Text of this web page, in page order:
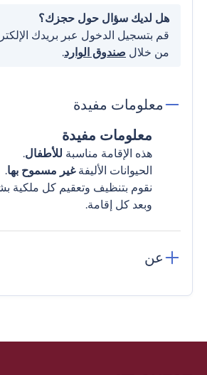
هل لديك سؤال حول حجزك؟
قم بتسجيل الدخول عبر بريدك
من خلال صندوق الوارد.
معلومات مفيدة
معلومات مفيدة
هذه الإقامة مناسبة للأطفال.
الحيوانات الأليفةغير مسموح بها.
نقوم بتنظيف وتعقيم كل ملكية
وبعد كل إقامة.
عن